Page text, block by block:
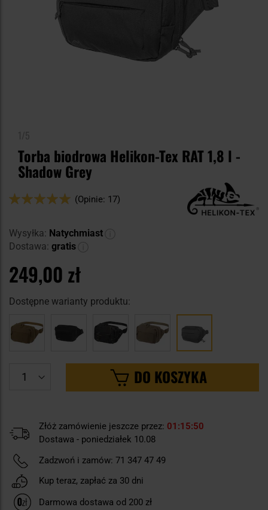
Torba biodrowa Helikon-Tex RAT 1,8 l -
Shadow Grey
Ocena:
(Opinie: 17)
Wysyłka: Natychmiast
Dostawa: gratis
249,00 zł
Dostępne warianty produktu:
DO KOSZYKA
Złóż zamówienie jeszcze przez: 01 15 49
Dostawa - poniedziałek 10.08
Zadzwoń i zamów: 71 347 47 49
Kup teraz, zapłać za 30 dni
Darmowa dostawa od 200 zł